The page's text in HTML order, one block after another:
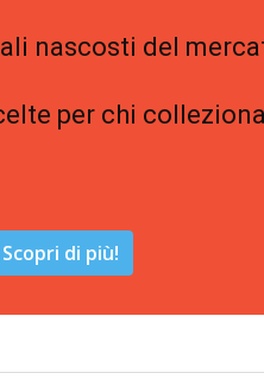
nascosti del
per chi
Scopri di più!